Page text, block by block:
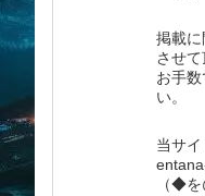
掲載
させ
お手
い。
当サ
（◆を